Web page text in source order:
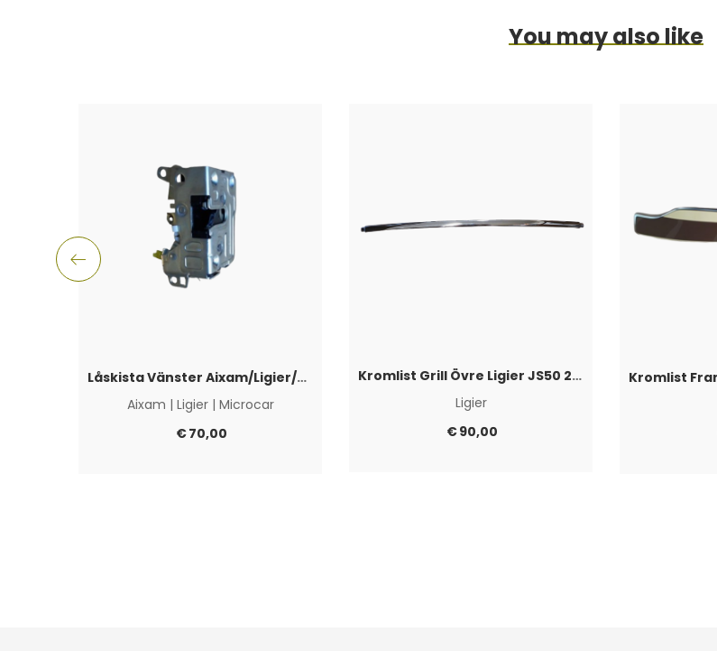
You may also like
Låskista Vänster Aixam/Ligier/Microcar
Aixam | Ligier| Microcar
€70,00
Kromlist Grill Övre Ligier JS50 2017+
Ligier
€90,00